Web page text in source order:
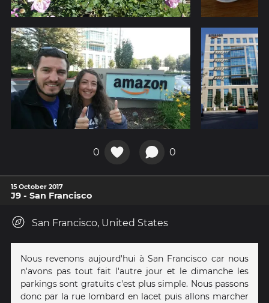
0 0
15 October 2017
J9 - San Francisco
San Francisco, United States
Nous revenons aujourd'hui à San Francisco car nous
n'avons pas tout fait l'autre jour et le dimanche les
parkings sont gratuits c'est plus simple. Nous passons
donc par la rue lombard en lacet puis allons marcher